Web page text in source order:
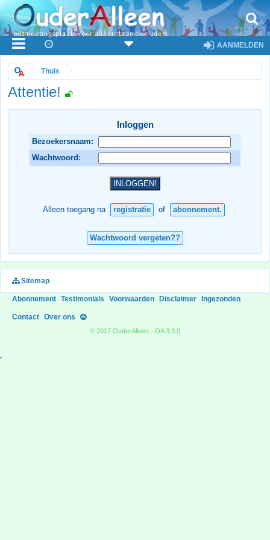
AANMELDEN
Thuis
Attentie!
Inloggen
Bezoekersnaam:
Wachtwoord:
Alleen toegang na registratie of abonnement.
Wachtwoord vergeten??
Sitemap
Abonnement Testimonials Voorwaarden Disclaimer Ingezonden
Contact Over ons
© 2017 OuderAlleen - OA 3.3.0